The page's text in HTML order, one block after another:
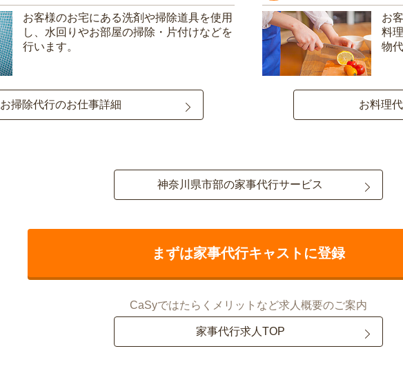
お客様のお宅にある洗剤や掃除道具を使用
し、水回りやお部屋の掃除・片付けなどを
行います。
お掃除代行のお仕事詳細
お
料
物
お料理
神奈川県市部の家事代行サービス
まずは家事代行キャストに登録
CaSyではたらくメリットなど求人概要のご案内
家事代行求人TOP